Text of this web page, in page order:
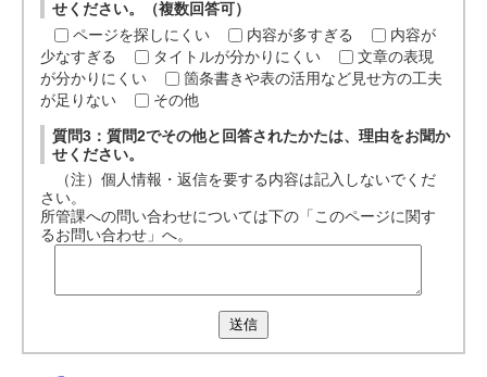
せください。（複数回答可）
ページを探しにくい
内容が多すぎる
内容が
少なすぎる
タイトルが分かりにくい
文章の表現
が分かりにくい
箇条書きや表の活用など見せ方の工夫
が足りない
その他
質問3：質問2でその他と回答されたかたは、理由をお聞か
せください。
（注）個人情報・返信を要する内容は記入しないでくだ
さい。
所管課への問い合わせについては下の「このページに関す
るお問い合わせ」へ。
送信